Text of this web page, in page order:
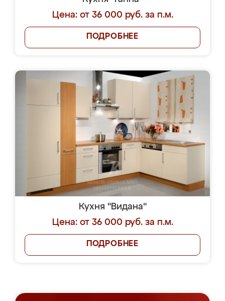
Цена: от 36 000 руб. за п.м.
ПОДРОБНЕЕ
Кухня "Видана"
Цена: от 36 000 руб. за п.м.
ПОДРОБНЕЕ